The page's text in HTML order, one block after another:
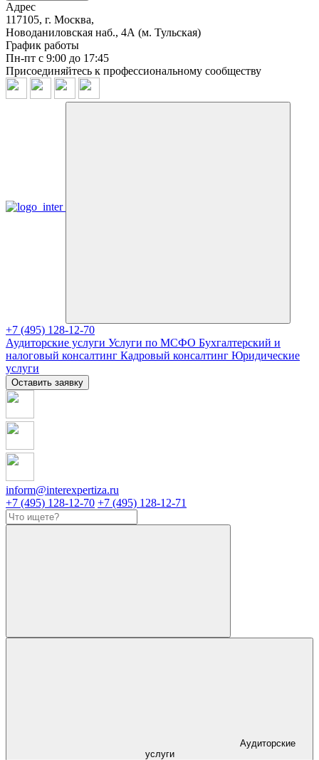
Адрес
117105, г. Москва,
Новоданиловская наб., 4А (м. Тульская)
График работы
Пн-пт с 9:00 до 17:45
Присоединяйтесь к профессиональному сообществу
+7 (495) 128-12-70
Аудиторские услуги Услуги по МСФО Бухгалтерский и
налоговый консалтинг Кадровый консалтинг Юридические
услуги
Оставить заявку
inform@interexpertiza.ru
+7 (495) 128-12-70 +7 (495) 128-12-71
услуги